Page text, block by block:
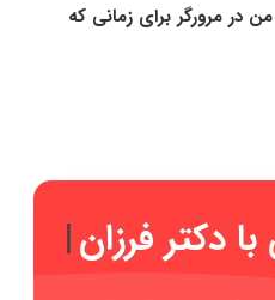
در مرورگر برای زمانی که
با |